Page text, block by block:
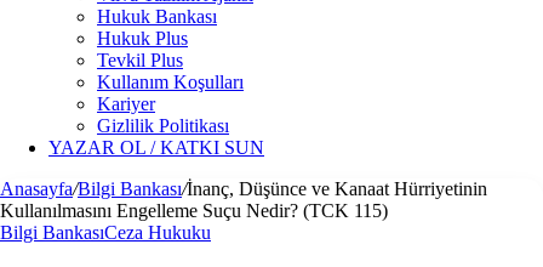
Hukuk Bankası
Hukuk Plus
Tevkil Plus
Kullanım Koşulları
Kariyer
Gizlilik Politikası
YAZAR OL / KATKI SUN
Anasayfa/Bilgi Bankası/İnanç, Düşünce ve Kanaat Hürriyetinin
Kullanılmasını Engelleme Suçu Nedir? (TCK 115)
Bilgi BankasıCeza Hukuku